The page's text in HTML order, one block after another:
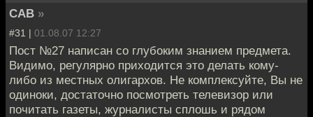
CAB »
#31 | 01.08.07 12:27
Пост №27 написан со глубоким знанием предмета.
Видимо, регулярно приходится это делать кому-
либо из местных олигархов. Не комплексуйте, Вы не
одиноки, достаточно посмотреть телевизор или
почитать газеты, журналисты сплошь и рядом